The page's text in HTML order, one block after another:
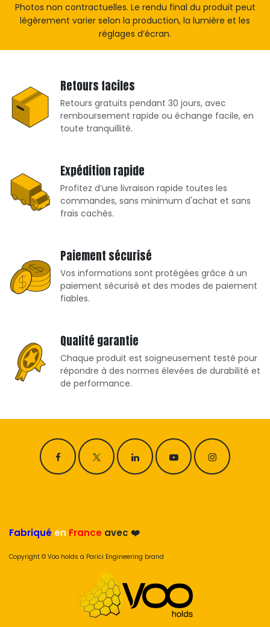
Photos non contractuelles. Le rendu final du produit peut
légèrement varier selon la production, la lumière et les
réglages d’écran.
Retours faciles
Retours gratuits pendant 30 jours, avec
remboursement rapide ou échange facile, en
toute tranquillité.
Expédition rapide
Profitez d’une livraison rapide toutes les
commandes, sans minimum d'achat et sans
frais cachés.
Paiement sécurisé
Vos informations sont protégées grâce à un
paiement sécurisé et des modes de paiement
fiables.
Qualité garantie
Chaque produit est soigneusement testé pour
répondre à des normes élevées de durabilité et
de performance.
Fabriqué en France avec ❤️
Copyright © Voo holds a Parici Engineering brand